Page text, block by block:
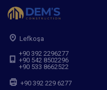
Lefkoşa
+90 392 2296277
+90 542 8502296
+90 533 8662522
+90 392 229 6277